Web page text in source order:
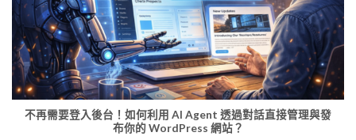
不再需要登入後台！如何利用 AI Agent 透過對話直接管理與發
布你的 WordPress 網站？